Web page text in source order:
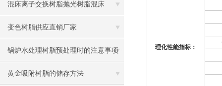
混床离子交换树脂抛光树脂混床
变色树脂供应直销厂家
锅炉水处理树脂预处理时的注意事项
黄金吸附树脂的储存方法
理化性能指标：